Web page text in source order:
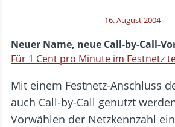
16. August 2004
Neuer Name, neue Call-by-Call-
Für 1 Cent pro Minute im Festnetz
Mit einem Festnetz-Anschluss
auch Call-by-Call genutzt
Vorwählen der Netzkennzahl